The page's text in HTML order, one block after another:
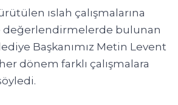
ıslah çalışmalarına
değerlendirmelerde bulunan
Başkanımız Metin Levent
dönem farklı çalışmalara